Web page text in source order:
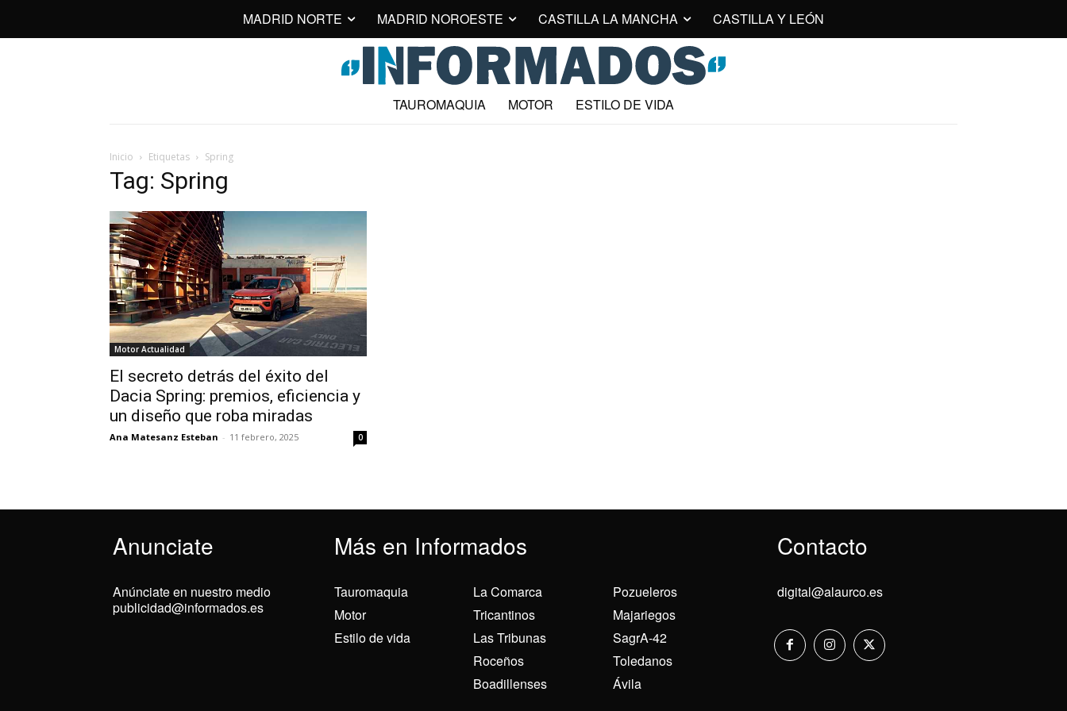
MADRID NORTE MADRID NOROESTE CASTILLA LA MANCHA CASTILLA Y LEÓN
TAUROMAQUIA MOTOR ESTILO DE VIDA
Inicio Etiquetas Spring
Tag: Spring
Motor Actualidad
El secreto detrás del éxito del
Dacia Spring: premios, eficiencia y
un diseño que roba miradas
Ana Matesanz Esteban - 11 febrero, 2025 0
Anunciate Más en Informados Contacto
Anúnciate en nuestro medio
publicidad@informados.es
Tauromaquia
Motor
Estilo de vida
La Comarca
Tricantinos
Las Tribunas
Roceños
Boadillenses
Pozueleros
Majariegos
SagrA-42
Toledanos
Ávila
digital@alaurco.es